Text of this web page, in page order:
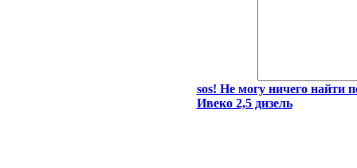
sos! Не могу ничего найти
Ивеко 2,5 дизель